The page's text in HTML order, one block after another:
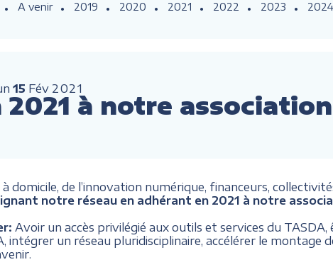
A venir 2019 2020 2021 2022 2023 2024
15 Fév 2021
2021 à notre
domicile, de l’innovation numérique, financeurs,
notre réseau en adhérant en 2021 à notre
Avoir un accès privilégié aux outils et services du
intégrer un réseau pluridisciplinaire, accélérer le montage